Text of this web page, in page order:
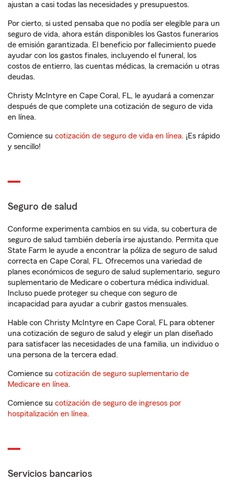
ajustan a casi todas las necesidades y presupuestos.
Por cierto, si usted pensaba que no podía ser elegible para un
seguro de vida, ahora están disponibles los Gastos funerarios
de emisión garantizada. El beneficio por fallecimiento puede
ayudar con los gastos finales, incluyendo el funeral, los
costos de entierro, las cuentas médicas, la cremación u otras
deudas.
Christy McIntyre en Cape Coral, FL, le ayudará a comenzar
después de que complete una cotización de seguro de vida
en línea.
Comience su cotización de seguro de vida en línea. ¡Es rápido
y sencillo!
Seguro de salud
Conforme experimenta cambios en su vida, su cobertura de
seguro de salud también debería irse ajustando. Permita que
State Farm le ayude a encontrar la póliza de seguro de salud
correcta en Cape Coral, FL. Ofrecemos una variedad de
planes económicos de seguro de salud suplementario, seguro
suplementario de Medicare o cobertura médica individual.
Incluso puede proteger su cheque con seguro de
incapacidad para ayudar a cubrir gastos mensuales.
Hable con Christy McIntyre en Cape Coral, FL para obtener
una cotización de seguro de salud y elegir un plan diseñado
para satisfacer las necesidades de una familia, un individuo o
una persona de la tercera edad.
Comience su cotización de seguro suplementario de
Medicare en línea.
Comience su cotización de seguro de ingresos por
hospitalización en línea.
Servicios bancarios